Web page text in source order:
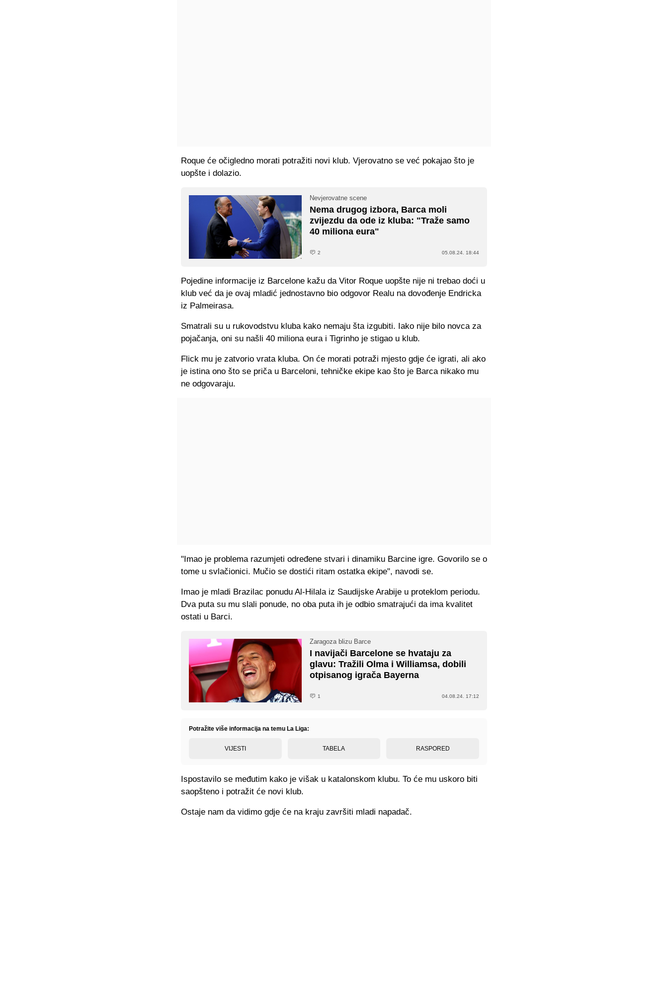
Roque će očigledno morati potražiti novi klub. Vjerovatno se već pokajao što je
uopšte i dolazio.
Nevjerovatne scene
Nema drugog izbora, Barca moli
zvijezdu da ode iz kluba: "Traže samo
40 miliona eura"
2 05.08.24. 18:44
Pojedine informacije iz Barcelone kažu da Vitor Roque uopšte nije ni trebao doći u
klub već da je ovaj mladić jednostavno bio odgovor Realu na dovođenje Endricka
iz Palmeirasa.
Smatrali su u rukovodstvu kluba kako nemaju šta izgubiti. Iako nije bilo novca za
pojačanja, oni su našli 40 miliona eura i Tigrinho je stigao u klub.
Flick mu je zatvorio vrata kluba. On će morati potraži mjesto gdje će igrati, ali ako
je istina ono što se priča u Barceloni, tehničke ekipe kao što je Barca nikako mu
ne odgovaraju.
"Imao je problema razumjeti određene stvari i dinamiku Barcine igre. Govorilo se o
tome u svlačionici. Mučio se dostići ritam ostatka ekipe", navodi se.
Imao je mladi Brazilac ponudu Al-Hilala iz Saudijske Arabije u proteklom periodu.
Dva puta su mu slali ponude, no oba puta ih je odbio smatrajući da ima kvalitet
ostati u Barci.
Zaragoza blizu Barce
I navijači Barcelone se hvataju za
glavu: Tražili Olma i Williamsa, dobili
otpisanog igrača Bayerna
1 04.08.24. 17:12
Potražite više informacija na temu La Liga:
VIJESTI TABELA RASPORED
Ispostavilo se međutim kako je višak u katalonskom klubu. To će mu uskoro biti
saopšteno i potražit će novi klub.
Ostaje nam da vidimo gdje će na kraju završiti mladi napadač.